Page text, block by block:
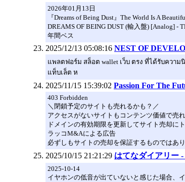
2026年01月13日
『Dreams of Being Dust』The World Is A
DREAMS OF BEING DUST (輸入盤) [Analog] -
年間ベス
2025/12/13 05:08:16 NEST OF
แพลตฟอร์ม สล็อต wallet เว็บ ตรง ที่ได้รับควา
แท็บเล็ต ห
2025/11/15 15:39:02 Passion For The
403 Forbidden
＼閉鎖予定のサイトも売れるかも？／
アクセスがないサイトもコンテンツ価値で売
ドメインの有効期限を更新してサイト売却に
ラッコM&Aによる広告
必ずしもサイトの売却を保証するものではあ
2025/10/15 21:21:29 はてなダイアリー
2025-10-14
イヤホンの低音が出ていないと感じた場合、